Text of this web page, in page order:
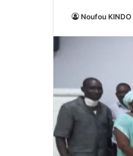
Noufou KINDO